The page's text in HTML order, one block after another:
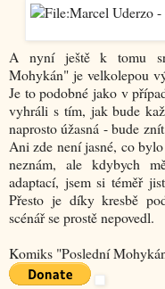
A nyní ještě k tomu
Mohykán" je velkolepou
Je to podobné jako v
vyhráli s tím, jak bude
naprosto úžasná - bude
Ani zde není jasné, co
neznám, ale kdybych
adaptací, jsem si téměř
Přesto je díky kresbě
scénář se prostě nepovedl.
Komiks "Poslední